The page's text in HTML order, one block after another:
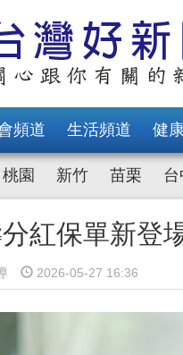
頻道 生活頻道 健
桃園 新竹 苗栗 台
紅保單新登
2026-05-27 16:36